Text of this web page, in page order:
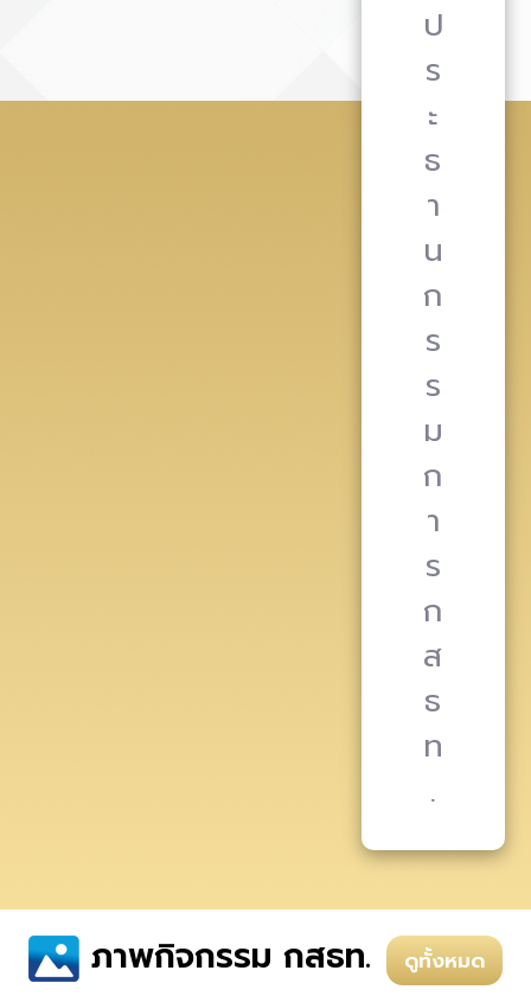
ป
ร
ะ
ธ
า
น
ก
ร
ร
ม
ก
า
ร
ก
ส
ธ
ท
.
ภาพกิจกรรม กสธท. ดูทั้งหมด